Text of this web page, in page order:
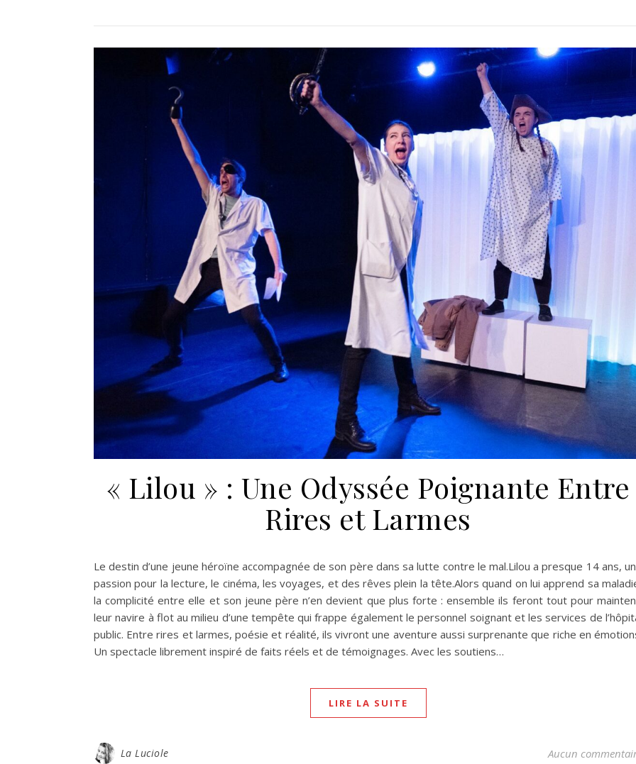
« Lilou » : Une Odyssée Poignante Entre
Rires et Larmes
Le destin d’une jeune héroïne accompagnée de son père dans sa lutte contre le mal.Lilou a presque 14 ans,
passion pour la lecture, le cinéma, les voyages, et des rêves plein la tête.Alors quand on lui apprend sa
la complicité entre elle et son jeune père n’en devient que plus forte : ensemble ils feront tout pour
leur navire à flot au milieu d’une tempête qui frappe également le personnel soignant et les services de
public. Entre rires et larmes, poésie et réalité, ils vivront une aventure aussi surprenante que riche en
Un spectacle librement inspiré de faits réels et de témoignages. Avec les soutiens…
LIRE LA SUITE
La Luciole Aucun